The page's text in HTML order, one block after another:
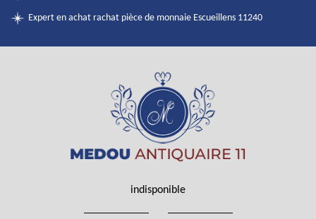
Expert en achat rachat pièce de monnaie Escueillens 11240
indisponible